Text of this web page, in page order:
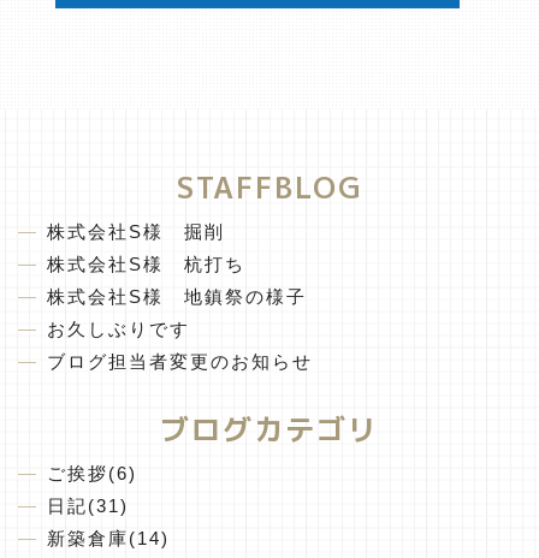
STAFFBLOG
株式会社S様 掘削
株式会社S様 杭打ち
株式会社S様 地鎮祭の様子
お久しぶりです
ブログ担当者変更のお知らせ
ブログカテゴリ
ご挨拶(6)
日記(31)
新築倉庫(14)